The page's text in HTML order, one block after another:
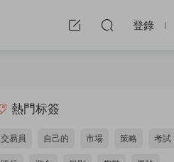
登錄
熱門标簽
交易員 自己的 市場 策略 考試